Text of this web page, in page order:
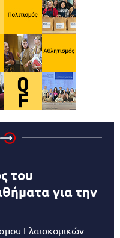
του
για την
Ελαιοκομικών